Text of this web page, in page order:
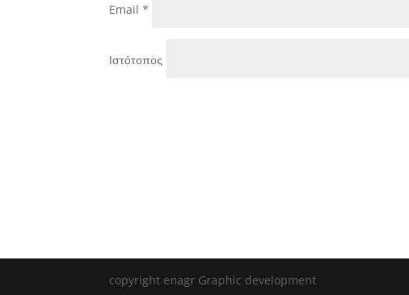
Email*
Ιστότοπος
copyright enagr Graphic development